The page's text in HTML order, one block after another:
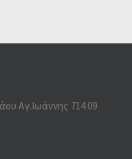
Αγ.Ιωάννης 714 09